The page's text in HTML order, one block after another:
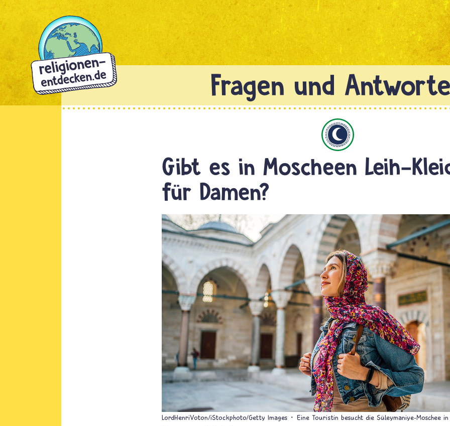
Direkt
Gibt es in Moscheen Leih-
für Damen?
LordHenriVoton/iStockphoto/Getty Images Eine Touristin besucht die Süleymaniye-Moschee